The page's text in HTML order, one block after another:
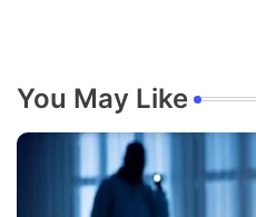
You May Like